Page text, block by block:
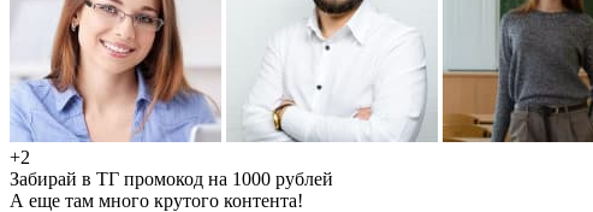
+2
Забирай в ТГ промокод на 1000 рублей
А еще там много крутого контента!